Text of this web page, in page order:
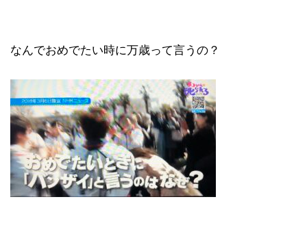
なんでおめでたい時に万歳って言うの？